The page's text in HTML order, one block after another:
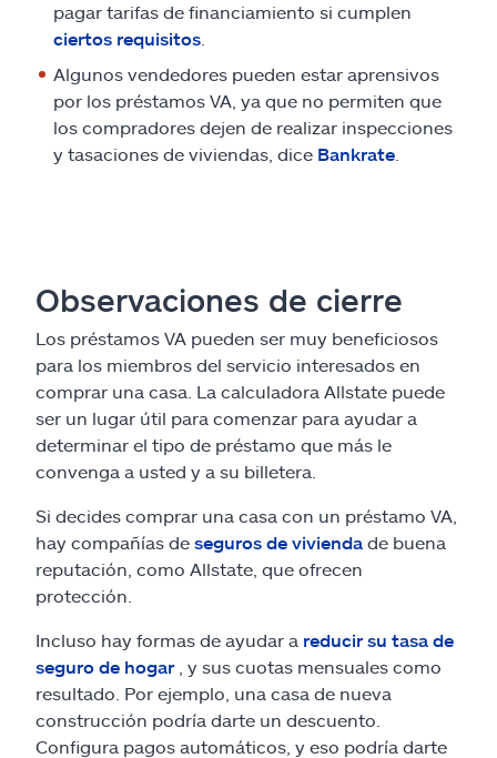
pagar tarifas de financiamiento si cumplen
ciertos requisitos
Algunos vendedores pueden estar aprensivos
por los préstamos VA, ya que no permiten que
los compradores dejen de realizar inspecciones
y tasaciones de viviendas, dice Bankrate
Observaciones de cierre
Los préstamos VA pueden ser muy beneficiosos
para los miembros del servicio interesados en
comprar una casa. La calculadora Allstate puede
ser un lugar útil para comenzar para ayudar a
determinar el tipo de préstamo que más le
convenga a usted y a su billetera.
Si decides comprar una casa con un préstamo VA,
hay compañías de seguros de vivienda de buena
reputación, como Allstate, que ofrecen
protección.
Incluso hay formas de ayudar a reducir su tasa de
seguro de hogar, y sus cuotas mensuales como
resultado. Por ejemplo, una casa de nueva
construcción podría darte un descuento.
Configura pagos automáticos, y eso podría darte